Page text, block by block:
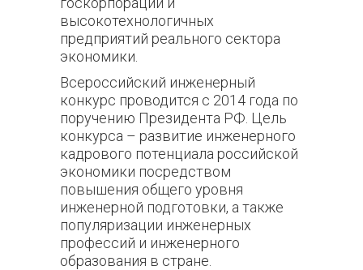
высокотехнологичных
предприятий реального сектора
экономики.
Всероссийский инженерный
конкурс проводится с 2014 года по
поручению Президента РФ. Цель
конкурса – развитие инженерного
кадрового потенциала российской
экономики посредством
повышения общего уровня
инженерной подготовки, а также
популяризации инженерных
профессий и инженерного
образования в стране.